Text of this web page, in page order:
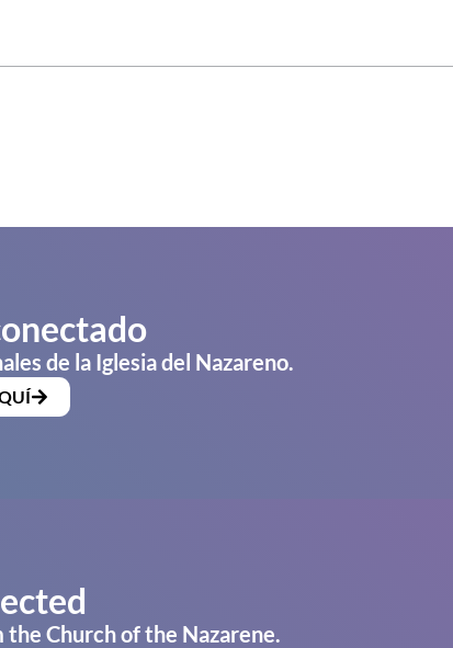
de la Iglesia del Nazareno.
Church of the Nazarene.